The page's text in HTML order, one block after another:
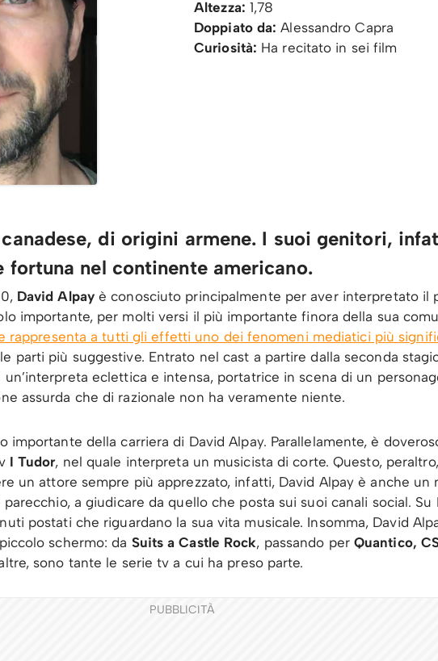
Altezza: 1,78
Doppiato da:Alessandro Capra
Curiosità: Ha recitato in sei film
di origini armene. I suoi genitori,
fortuna nel continente americano.
David Alpayè conosciuto principalmente per aver interpretato il
importante, per molti versi il più importante finora della sua
rappresenta a tutti gli effetti uno dei fenomeni mediatici più
parti più suggestive. Entrato nel cast a partire dalla seconda
un’interpreta eclettica e intensa, portatrice in scena di un
assurda che di razionale non ha veramente niente.
importante della carriera di David Alpay. Parallelamente, è
I Tudor, nel quale interpreta un musicista di corte. Questo,
un attore sempre più apprezzato, infatti, David Alpay è anche un
a giudicare da quello che posta sui suoi canali social. Su
postati che riguardano la sua vita musicale. Insomma, David
schermo: da Suits a Castle Rock, passando perQuantico,
sono tante le serie tv a cui ha preso parte.
PUBBLICITÀ